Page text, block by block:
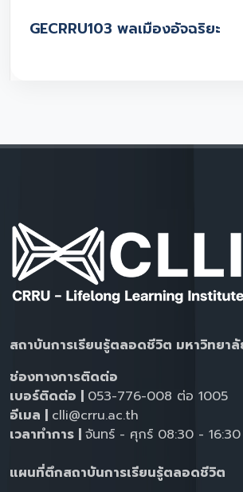
GECRRU103 พลเมืองอัจฉริยะ
สถาบันการเรียนรู้ตลอดชีวิต มหาวิทยา
ช่องทางการติดต่อ
เบอร์ติดต่อ | 053-776-008 ต่อ 1005
อีเมล | clli@crru.ac.th
เวลาทำการ | จันทร์ - ศุกร์ 08:30 - 16:30
แผนที่ตึกสถาบันการเรียนรู้ตลอดชีวิต